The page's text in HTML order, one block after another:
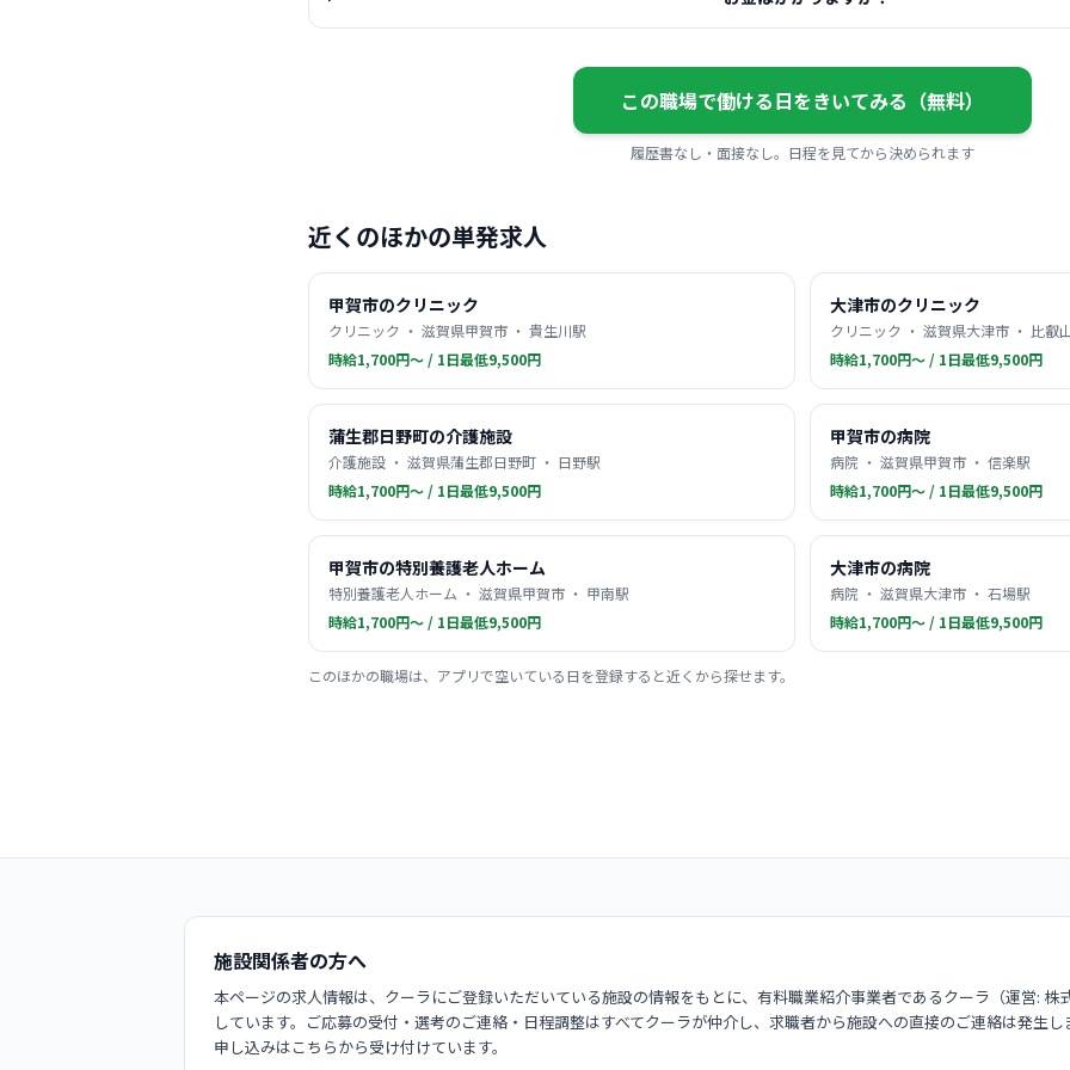
この職場で働ける日をきいてみる（無料）
履歴書なし・面接なし。日程を見てから決められます
近くのほかの単発求人
甲賀市のクリニック
クリニック ・ 滋賀県甲賀市 ・ 貴生川駅
時給1,700円〜 / 1日最低9,500円
大津市のクリニック
クリニック ・ 滋賀県大津市 ・ 比叡
時給1,700円〜 / 1日最低9,500円
蒲生郡日野町の介護施設
介護施設 ・ 滋賀県蒲生郡日野町 ・ 日野駅
時給1,700円〜 / 1日最低9,500円
甲賀市の病院
病院 ・ 滋賀県甲賀市 ・ 信楽駅
時給1,700円〜 / 1日最低9,500円
甲賀市の特別養護老人ホーム
特別養護老人ホーム ・ 滋賀県甲賀市 ・ 甲南駅
時給1,700円〜 / 1日最低9,500円
大津市の病院
病院 ・ 滋賀県大津市 ・ 石場駅
時給1,700円〜 / 1日最低9,500円
このほかの職場は、アプリで空いている日を登録すると近くから探せます。
施設関係者の方へ
本ページの求人情報は、クーラにご登録いただいている施設の情報をもとに、有料職業紹介事業者であるクーラ（運営:
しています。ご応募の受付・選考のご連絡・日程調整はすべてクーラが仲介し、求職者から施設への直接のご連絡は発生
申し込みはこちらから受け付けています。